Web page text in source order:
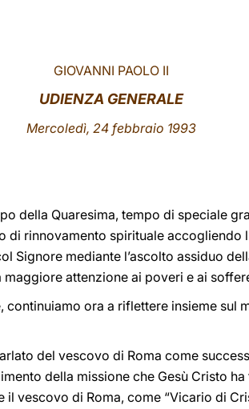
GIOVANNI PAOLO II
UDIENZA GENERALE
Mercoledì, 24 febbraio 1993
della Quaresima, tempo di speciale
rinnovamento spirituale accogliendo
Signore mediante l’ascolto assiduo
attenzione ai poveri e ai
ora a riflettere insieme sul
del vescovo di Roma come
della missione che Gesù Cristo
il vescovo di Roma, come “Vicario di